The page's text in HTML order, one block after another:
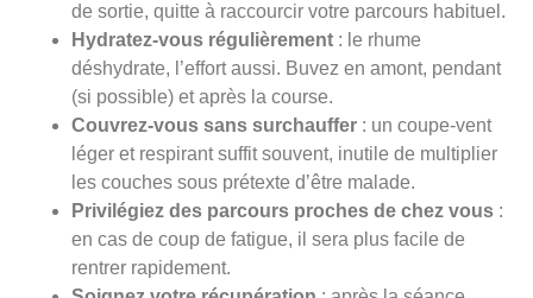
de sortie, quitte à raccourcir votre parcours habituel.
Hydratez-vous régulièrement : le rhume
déshydrate, l’effort aussi. Buvez en amont, pendant
(si possible) et après la course.
Couvrez-vous sans surchauffer : un coupe-vent
léger et respirant suffit souvent, inutile de multiplier
les couches sous prétexte d’être malade.
Privilégiez des parcours proches de chez vous :
en cas de coup de fatigue, il sera plus facile de
rentrer rapidement.